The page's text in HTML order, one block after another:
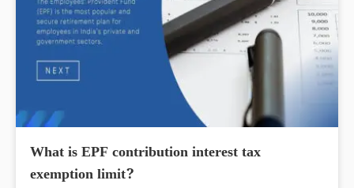
What is EPF contribution interest tax
exemption limit?